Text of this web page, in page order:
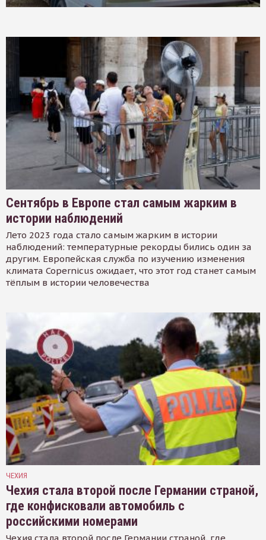
Сентябрь в Европе стал самым жарким в
истории наблюдений
Лето 2023 года стало самым жарким в истории
наблюдений: температурные рекорды бились один за
другим. Европейская служба по изучению изменения
климата Copernicus ожидает, что этот год станет самым
тёплым в истории человечества
ЧЕХИЯ
Чехия стала второй после Германии страной,
где конфисковали автомобиль с
российскими номерами